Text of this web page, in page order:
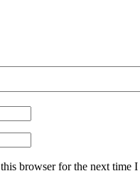
browser for the next time I